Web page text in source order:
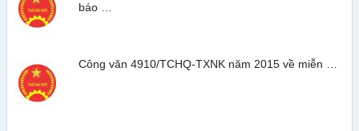
báo …
Công văn 4910/TCHQ-TXNK năm 2015 về miễn …